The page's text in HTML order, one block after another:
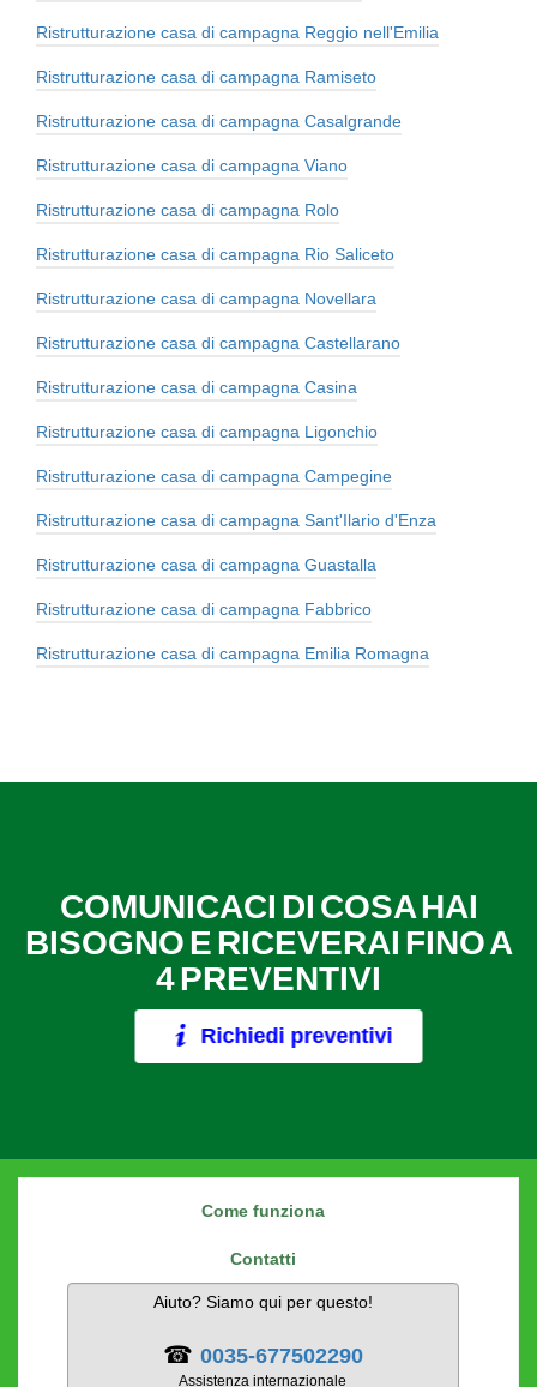
Ristrutturazione casa di campagna Reggio nell'Emilia
Ristrutturazione casa di campagna Ramiseto
Ristrutturazione casa di campagna Casalgrande
Ristrutturazione casa di campagna Viano
Ristrutturazione casa di campagna Rolo
Ristrutturazione casa di campagna Rio Saliceto
Ristrutturazione casa di campagna Novellara
Ristrutturazione casa di campagna Castellarano
Ristrutturazione casa di campagna Casina
Ristrutturazione casa di campagna Ligonchio
Ristrutturazione casa di campagna Campegine
Ristrutturazione casa di campagna Sant'Ilario d'Enza
Ristrutturazione casa di campagna Guastalla
Ristrutturazione casa di campagna Fabbrico
Ristrutturazione casa di campagna Emilia Romagna
COMUNICACI DI COSA HAI
BISOGNO E RICEVERAI FINO A
4 PREVENTIVI
Richiedi preventivi
Come funziona
Contatti
Aiuto? Siamo qui per questo!
☎ 0035-677502290
Assistenza internazionale